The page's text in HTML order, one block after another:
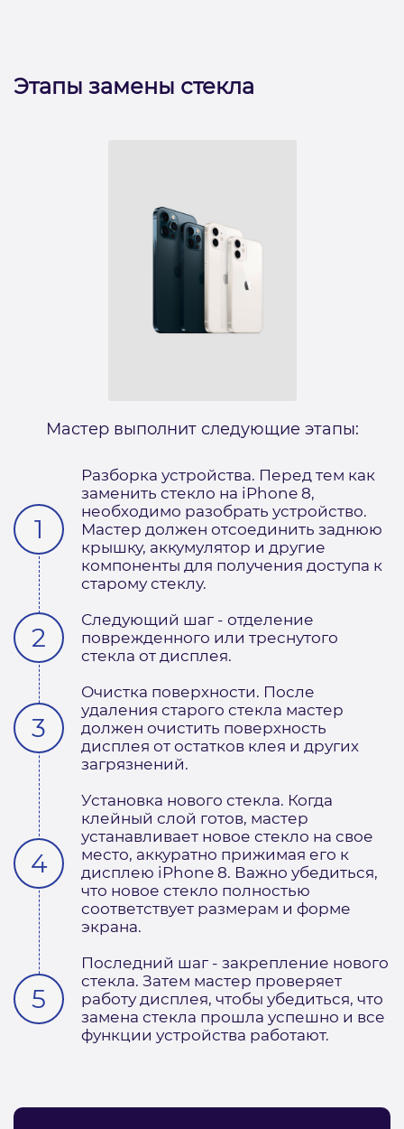
Этапы замены стекла
Мастер выполнит следующие этапы:
Разборка устройства. Перед тем как
заменить стекло на iPhone 8,
необходимо разобрать устройство.
Мастер должен отсоединить заднюю
крышку, аккумулятор и другие
компоненты для получения доступа к
старому стеклу.
Следующий шаг - отделение
поврежденного или треснутого
стекла от дисплея.
Очистка поверхности. После
удаления старого стекла мастер
должен очистить поверхность
дисплея от остатков клея и других
загрязнений.
Установка нового стекла. Когда
клейный слой готов, мастер
устанавливает новое стекло на свое
место, аккуратно прижимая его к
дисплею iPhone 8. Важно убедиться,
что новое стекло полностью
соответствует размерам и форме
экрана.
Последний шаг - закрепление нового
стекла. Затем мастер проверяет
работу дисплея, чтобы убедиться, что
замена стекла прошла успешно и все
функции устройства работают.